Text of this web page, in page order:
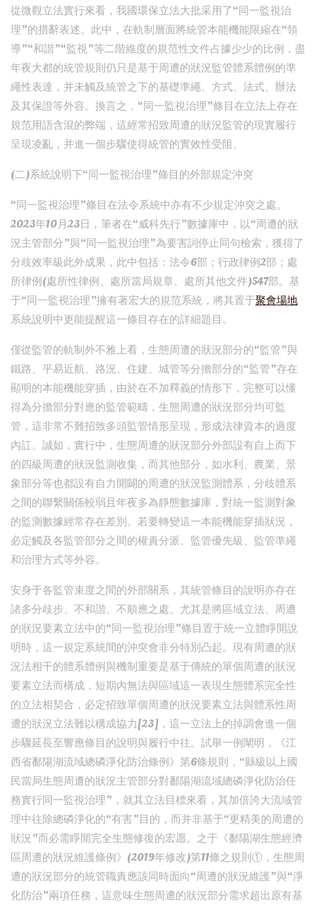
從微觀立法實行來看，我國環保立法大批采用了“同一監視治
理”的措辭表述。此中，在軌制層面將統管本能機能限縮在“領
導”“和諧”“監視”等二階維度的規范性文件占據少少的比例，盡
年夜大都的統管規則仍只是基于周遭的狀況監管體系體例的準
繩性表達，并未觸及統管之下的基礎準繩、方式、法式、辦法
及其保證等外容。換言之，“同一監視治理”條目在立法上存在
規范用語含混的弊端，這經常招致周遭的狀況監管的現實履行
呈現凌亂，并進一個步驟使得統管的實效性受阻。
(二)系統說明下“同一監視治理”條目的外部規定沖突
“同一監視治理”條目在法令系統中亦有不少規定沖突之處。
2023年10月23日，筆者在“威科先行”數據庫中，以“周遭的狀
況主管部分”與“同一監視治理”為要害詞停止同句檢索，獲得了
分歧效率級此外成果，此中包括：法令6部；行政律例2部；處
所律例(處所性律例、處所當局規章、處所其他文件)547部。基
于“同一監視治理”擁有著宏大的規范系統，將其置于聚會場地
系統說明中更能提醒這一條目存在的詳細題目。
僅從監管的軌制外不雅上看，生態周遭的狀況部分的“監管”與
鐵路、平易近航、路況、住建、城管等分擔部分的“監管”存在
顯明的本能機能穿插，由於在不加釋義的情形下，完整可以懂
得為分擔部分對應的監管範疇，生態周遭的狀況部分均可監
管，這非常不難招致多頭監管情形呈現，形成法律資本的過度
內訌。誠如，實行中，生態周遭的狀況部分外部設有自上而下
的四級周遭的狀況監測收集，而其他部分，如水利、農業、景
象部分等也都設有自力開闢的周遭的狀況監測體系，分歧體系
之間的聯繫關係較弱且年夜多為靜態數據庫，對統一監測對象
的監測數據經常存在差別。若要轉變這一本能機能穿插狀況，
必定觸及各監管部分之間的權責分派、監管優先級、監管準繩
和治理方式等外容。
安身于各監管束度之間的外部關系，其統管條目的說明亦存在
諸多分歧步、不和諧、不順應之處。尤其是將區域立法、周遭
的狀況要素立法中的“同一監視治理”條目置于統一立體睜開說
明時，這一規定系統間的沖突會非分特別凸起。現有周遭的狀
況法相干的體系體例與機制重要是基于傳統的單個周遭的狀況
要素立法而構成，短期內無法與區域這一表現生態體系完全性
的立法相契合，必定招致單個周遭的狀況要素立法與體系性周
遭的狀況立法難以構成協力[23]，這一立法上的掉調會進一個
步驟延長至響應條目的說明與履行中往。試舉一例闡明，《江
西省鄱陽湖流域總磷淨化防治條例》第6條規則，“縣級以上國
民當局生態周遭的狀況主管部分對鄱陽湖流域總磷淨化防治任
務實行同一監視治理”，就其立法目標來看，其加倍誇大流域管
理中往除總磷淨化的“有害”目的，而并非基于“更精美的周遭的
狀況”而必需睜開完全生態修復的宏愿。之于《鄱陽湖生態經濟
區周遭的狀況維護條例》(2019年修改)第11條之規則①，生態周
遭的狀況部分的統管職責應該同時面向“周遭的狀況維護”與“淨
化防治”兩項任務，這意味生態周遭的狀況部分需求超出原有基